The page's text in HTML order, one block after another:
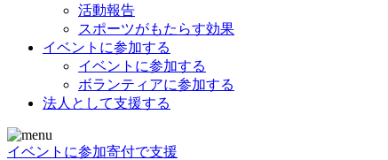
活動報告
スポーツがもたらす効果
イベントに参加する
イベントに参加する
ボランティアに参加する
法人として支援する
イベントに参加寄付で支援